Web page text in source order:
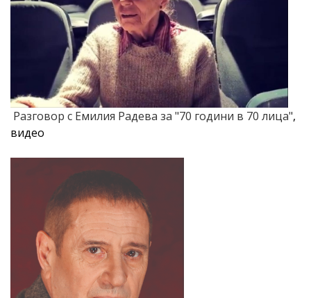
Разговор с Емилия Радева за "70 години в 70 лица",
видео